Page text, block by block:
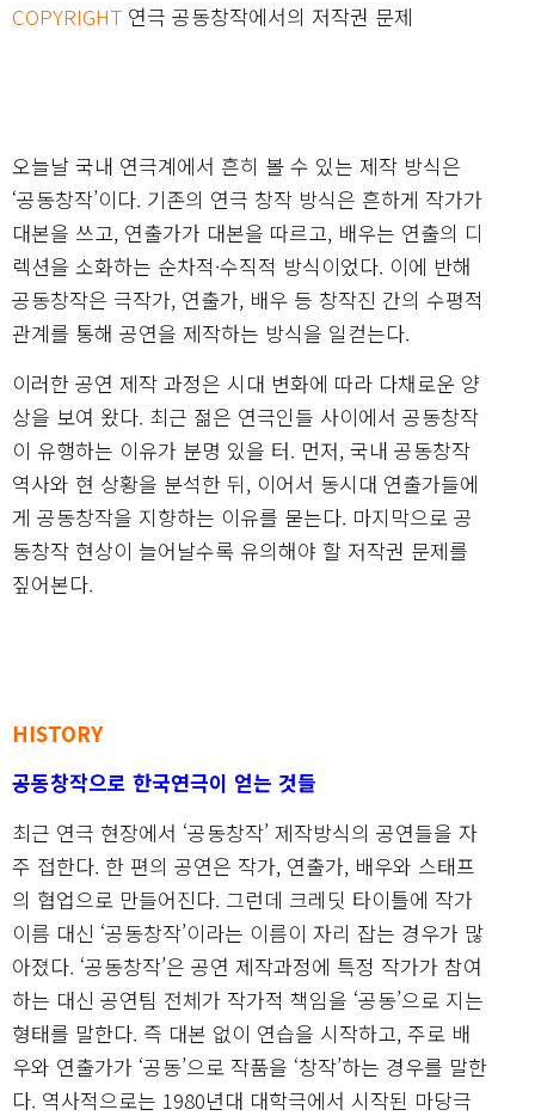
COPYRIGHT 연극 공동창작에서의 저작권 문제
오늘날 국내 연극계에서 흔히 볼 수 있는 제작 방식은
‘공동창작’이다. 기존의 연극 창작 방식은 흔하게 작가가
대본을 쓰고, 연출가가 대본을 따르고, 배우는 연출의 디
렉션을 소화하는 순차적·수직적 방식이었다. 이에 반해
공동창작은 극작가, 연출가, 배우 등 창작진 간의 수평적
관계를 통해 공연을 제작하는 방식을 일컫는다.
이러한 공연 제작 과정은 시대 변화에 따라 다채로운 양
상을 보여 왔다. 최근 젊은 연극인들 사이에서 공동창작
이 유행하는 이유가 분명 있을 터. 먼저, 국내 공동창작
역사와 현 상황을 분석한 뒤, 이어서 동시대 연출가들에
게 공동창작을 지향하는 이유를 묻는다. 마지막으로 공
동창작 현상이 늘어날수록 유의해야 할 저작권 문제를
짚어본다.
HISTORY
공동창작으로 한국연극이 얻는 것들
최근 연극 현장에서 ‘공동창작’ 제작방식의 공연들을 자
주 접한다. 한 편의 공연은 작가, 연출가, 배우와 스태프
의 협업으로 만들어진다. 그런데 크레딧 타이틀에 작가
이름 대신 ‘공동창작’이라는 이름이 자리 잡는 경우가 많
아졌다. ‘공동창작’은 공연 제작과정에 특정 작가가 참여
하는 대신 공연팀 전체가 작가적 책임을 ‘공동’으로 지는
형태를 말한다. 즉 대본 없이 연습을 시작하고, 주로 배
우와 연출가가 ‘공동’으로 작품을 ‘창작’하는 경우를 말한
다. 역사적으로는 1980년대 대학극에서 시작된 마당극